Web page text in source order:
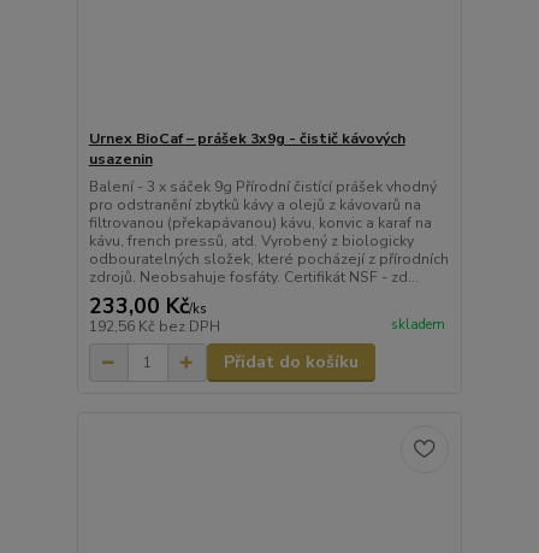
Urnex BioCaf – prášek 3x9g - čistič kávových
usazenin
Balení - 3 x sáček 9g Přírodní čistící prášek vhodný
pro odstranění zbytků kávy a olejů z kávovarů na
filtrovanou (překapávanou) kávu, konvic a karaf na
kávu, french pressů, atd. Vyrobený z biologicky
odbouratelných složek, které pocházejí z přírodních
zdrojů. Neobsahuje fosfáty. Certifikát NSF - zd...
233,00 Kč/ks
192,56 Kč bez DPH skladem
Přidat do košíku